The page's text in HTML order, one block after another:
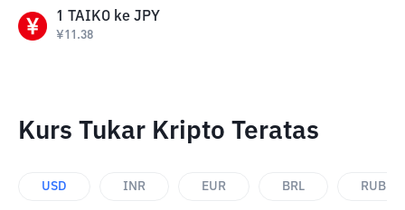
1 TAIKO ke JPY
¥11.38
Kurs Tukar Kripto Teratas
USD INR EUR BRL RUB